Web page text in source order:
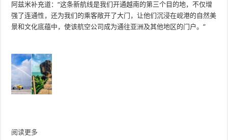
阿兹米补充道：“这条新航线是我们开通越南的第三个目的地，不仅增
强了连通性，还为我们的乘客敞开了大门，让他们沉浸在岘港的自然美
景和文化底蕴中，使该航空公司成为通往亚洲及其他地区的门户。”
阅读更多